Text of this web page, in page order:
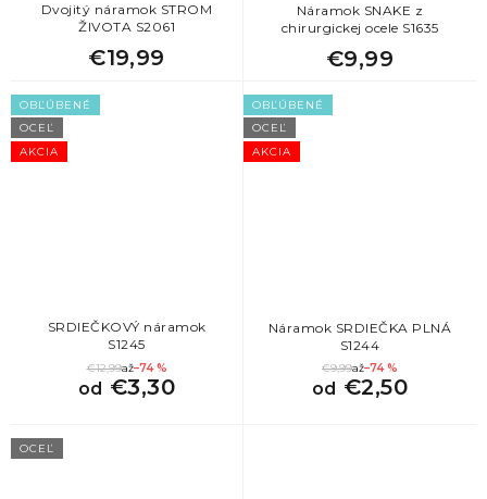
Dvojitý náramok STROM
ŽIVOTA S2061
€19,99
Náramok SNAKE z
chirurgickej ocele S1635
€9,99
AKCIA
OBĽÚBENÉ
OCEĽ
SRDIEČKOVÝ náramok
S1245
€12,99až–74 %
od €3,30
AKCIA
OBĽÚBENÉ
OCEĽ
Náramok SRDIEČKA PLNÁ
S1244
€9,99až–74 %
od €2,50
OCEĽ